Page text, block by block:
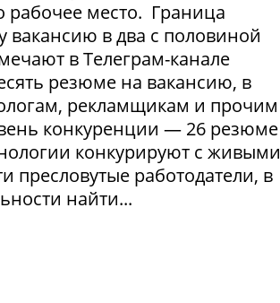
рабочее место. Граница
вакансию в два с половиной
в Телеграм-канале
резюме на вакансию, в
рекламщикам и прочим
конкуренции — 26 резюме
конкурируют с живыми
пресловутые работодатели, в
найти...